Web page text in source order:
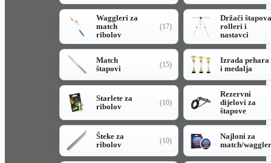
Waggleri za
match
ribolov
(17)
Držači štapova
rolleri i
nastavci
Match
štapovi
(15)
Izrada pehara
i medalja
Starlete za
ribolov
(10)
Rezervni
dijelovi za
štapove
Šteke za
ribolov
(10)
Najloni za
match/waggler